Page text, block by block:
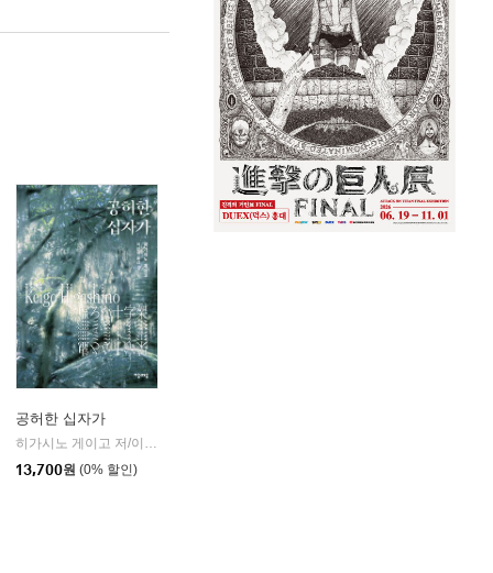
공허한 십자가
13,700원 (0% 할인)